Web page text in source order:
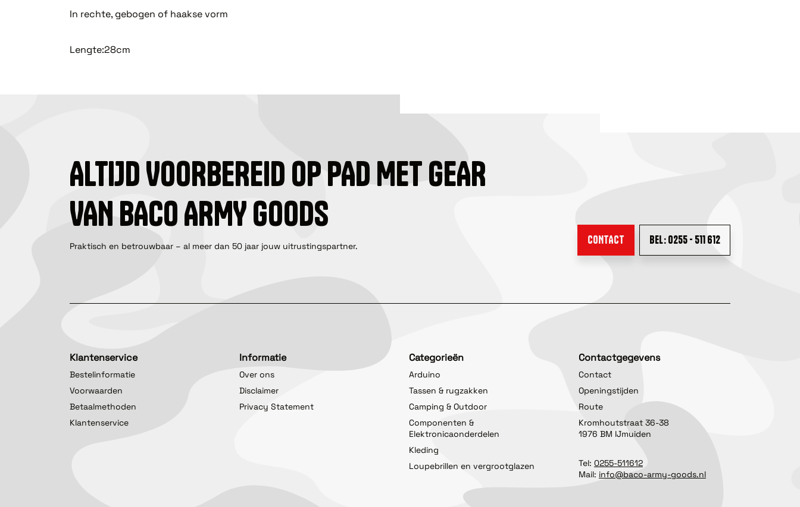
In rechte, gebogen of haakse vorm
Lengte:28cm
ALTIJD VOORBEREID OP PAD MET GEAR
VAN BACO ARMY GOODS
Praktisch en betrouwbaar – al meer dan 50 jaar jouw uitrustingspartner. CONTACT BEL: 0255 - 511 612
Klantenservice
Bestelinformatie
Voorwaarden
Betaalmethoden
Klantenservice
Informatie
Over ons
Disclaimer
Privacy Statement
Categorieën
Arduino
Tassen & rugzakken
Camping & Outdoor
Componenten &
Elektronicaonderdelen
Kleding
Loupebrillen en vergrootglazen
Contactgegevens
Contact
Openingstijden
Route
Kromhoutstraat 36-38
1976 BM IJmuiden
Tel: 0255-511612
Mail: info@baco-army-goods.nl